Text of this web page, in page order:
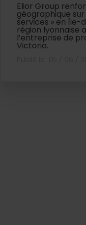
Elior Group
géographique
services » en
région lyonnaise
l’entreprise de
Victoria.